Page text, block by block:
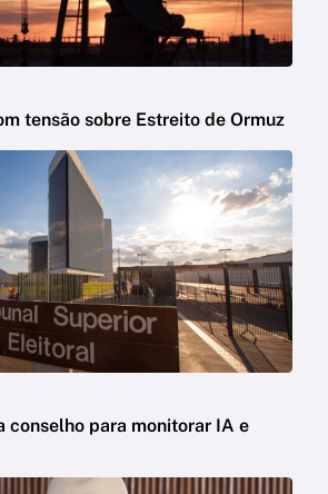
tensão sobre Estreito de Ormuz
conselho para monitorar IA e